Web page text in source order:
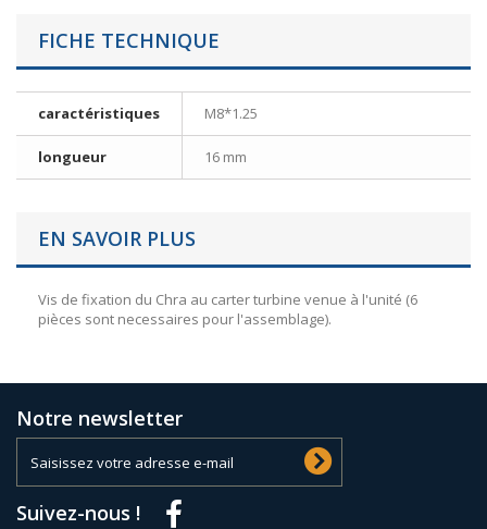
FICHE TECHNIQUE
caractéristiques M8*1.25
longueur 16 mm
EN SAVOIR PLUS
Vis de fixation du Chra au carter turbine venue à l'unité (6
pièces sont necessaires pour l'assemblage).
Notre newsletter
Suivez-nous !